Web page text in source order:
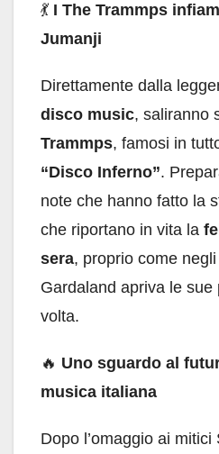
💃 I The Trammps
Jumanji
Direttamente dalla
disco music, saliranno
Trammps, famosi in
“Disco Inferno”.
note che hanno fatto la
che riportano in vita la
sera, proprio come
Gardaland apriva le
volta.
🔥 Uno sguardo al
musica italiana
Dopo l’omaggio ai